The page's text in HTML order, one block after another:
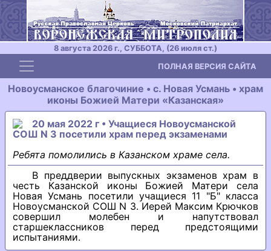
8 августа 2026 г., СУББОТА, (26 июля ст.)
Toggle navigation ПОЛНАЯ ВЕРСИЯ САЙТА
Новоусманское благочиние • с. Hовая Усмань • храм
иконы Божией Матери «Казанская»
20 мая 2022 г • Учащиеся Новоусманской
СОШ N 3 посетили храм перед экзаменами
Ребята помолились в Казанском храме села.
В преддверии выпускных экзаменов храм в
честь Казанской иконы Божией Матери села
Новая Усмань посетили учащиеся 11 "Б" класса
Новоусманской СОШ N 3. Иерей Максим Крючков
совершил молебен и напутствовал
старшеклассников перед предстоящими
испытаниями.